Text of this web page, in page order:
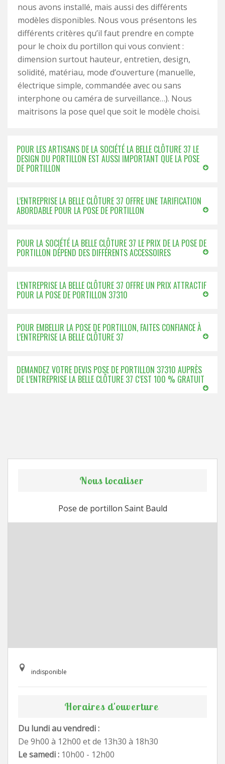
nous avons installé, mais aussi des différents
modèles disponibles. Nous vous présentons les
différents critères qu’il faut prendre en compte
pour le choix du portillon qui vous convient :
dimension surtout hauteur, entretien, design,
solidité, matériau, mode d’ouverture (manuelle,
électrique simple, commandée avec ou sans
interphone ou caméra de surveillance…). Nous
maitrisons la pose quel que soit le modèle choisi.
POUR LES ARTISANS DE LA SOCIÉTÉ LA BELLE CLÔTURE 37 LE
DESIGN DU PORTILLON EST AUSSI IMPORTANT QUE LA POSE
DE PORTILLON
L’ENTREPRISE LA BELLE CLÔTURE 37 OFFRE UNE TARIFICATION
ABORDABLE POUR LA POSE DE PORTILLON
POUR LA SOCIÉTÉ LA BELLE CLÔTURE 37 LE PRIX DE LA POSE DE
PORTILLON DÉPEND DES DIFFÉRENTS ACCESSOIRES
L’ENTREPRISE LA BELLE CLÔTURE 37 OFFRE UN PRIX ATTRACTIF
POUR LA POSE DE PORTILLON 37310
POUR EMBELLIR LA POSE DE PORTILLON, FAITES CONFIANCE À
L’ENTREPRISE LA BELLE CLÔTURE 37
DEMANDEZ VOTRE DEVIS POSE DE PORTILLON 37310 AUPRÈS
DE L’ENTREPRISE LA BELLE CLÔTURE 37 C’EST 100 % GRATUIT
Nous localiser
Pose de portillon Saint Bauld
indisponible
Horaires d'ouverture
Du lundi au vendredi :
De 9h00 à 12h00 et de 13h30 à 18h30
Le samedi : 10h00 - 12h00